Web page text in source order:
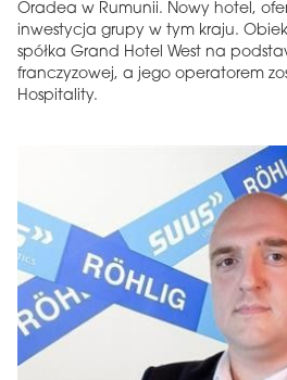
Oradea w Rumunii. Nowy hotel,
inwestycja grupy w tym kraju.
spółka Grand Hotel West na
franczyzowej, a jego operatorem
Hospitality.